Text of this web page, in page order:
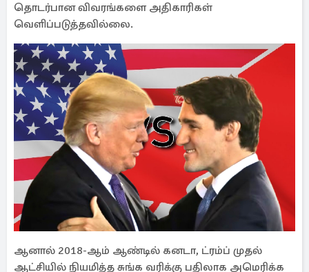
தொடர்பான விவரங்களை அதிகாரிகள்
வெளிப்படுத்தவில்லை.
ஆனால் 2018-ஆம் ஆண்டில் கனடா, ட்ரம்ப் முதல்
ஆட்சியில் நியமித்த சுங்க வரிக்கு பதிலாக அமெரிக்க